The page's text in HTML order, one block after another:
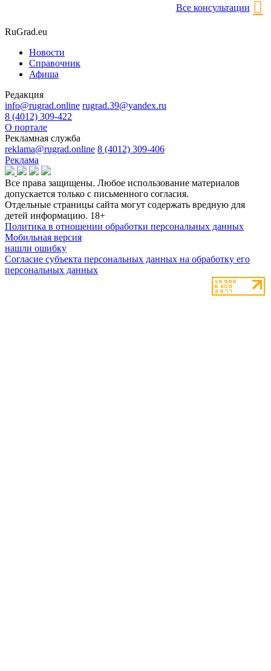
Все консультации
RuGrad.eu
Новости
Справочник
Афиша
Редакция
info@rugrad.online rugrad.39@yandex.ru
8 (4012) 309-422
О портале
Рекламная служба
reklama@rugrad.online 8 (4012) 309-406
Реклама
Все права защищены. Любое использование материалов
допускается только с письменного согласия.
Отдельные страницы сайта могут содержать вредную для
детей информацию. 18+
Политика в отношении обработки персональных данных
Мобильная версия
нашли ошибку
Согласие субъекта персональных данных на обработку его
персональных данных